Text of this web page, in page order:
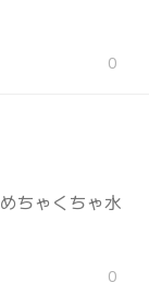
0
ちゃくちゃ水
0